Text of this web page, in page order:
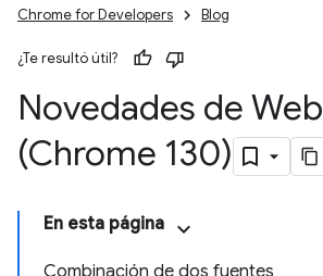
Chrome for Developers Blog
¿Te resultó útil?
Novedades de Web
(Chrome 130)
En esta página
Combinación de dos fuentes